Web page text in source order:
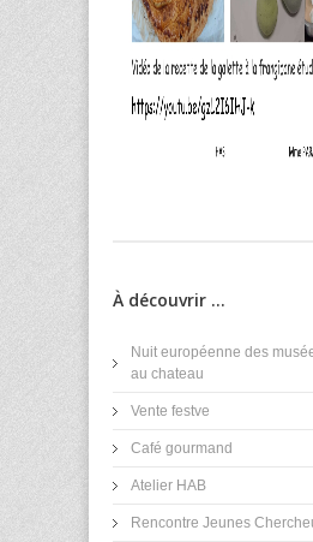
À découvrir ...
Nuit européenne des
au chateau
Vente festve
Café gourmand
Atelier HAB
Rencontre Jeunes